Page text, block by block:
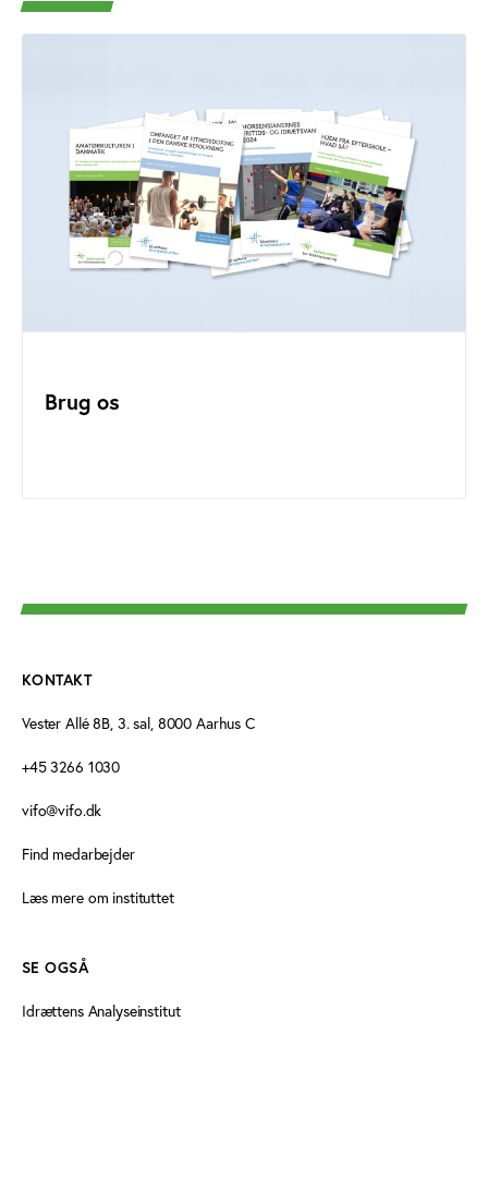
Brug os
KONTAKT
Vester Allé 8B, 3. sal, 8000 Aarhus C
+45 3266 1030
vifo@vifo.dk
Find medarbejder
Læs mere om instituttet
SE OGSÅ
Idrættens Analyseinstitut